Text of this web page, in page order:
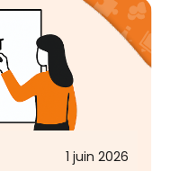
1 juin 2026